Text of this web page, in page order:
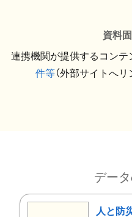
資料
連携機関が提供するコンテ
件等（外部サイトへリ
デー
人と防